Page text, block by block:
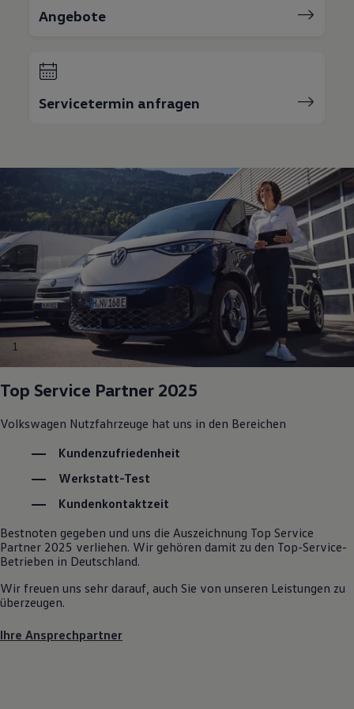
Bulli Magazin
Fahrzeugabholung ab Werk
Angebote
Servicetermin anfragen
1
Top Service Partner 2025
Volkswagen Nutzfahrzeuge hat uns in den Bereichen
Kundenzufriedenheit
Werkstatt-Test
Kundenkontaktzeit
Bestnoten gegeben und uns die Auszeichnung Top Service
Partner 2025 verliehen. Wir gehören damit zu den Top-Service-
Betrieben in Deutschland.
Wir freuen uns sehr darauf, auch Sie von unseren Leistungen zu
überzeugen.
Ihre Ansprechpartner